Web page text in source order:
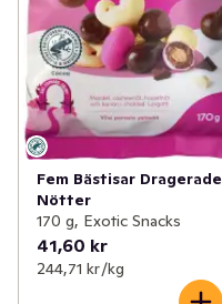
Fem Bästisar Dragerade
Nötter
170 g, Exotic Snacks
41,60 kr
244,71 kr /kg